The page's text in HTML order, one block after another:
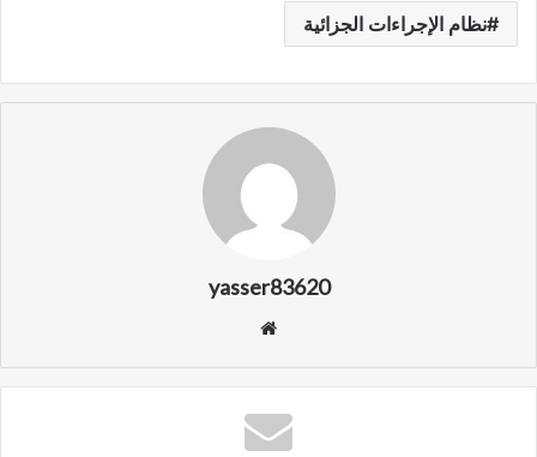
نظام الإجراءات الجزائية
yasser83620
ق
ع
ا